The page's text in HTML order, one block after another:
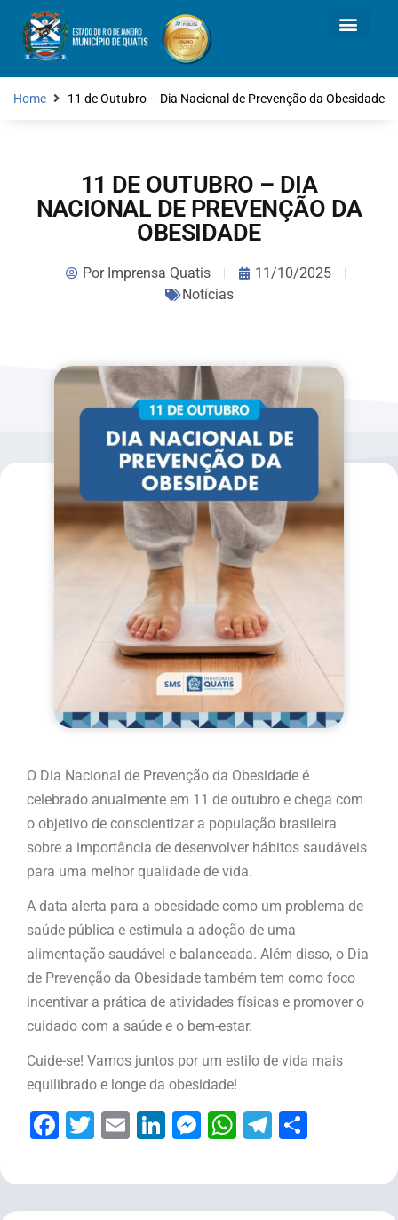
Home 11 de Outubro – Dia Nacional de Prevenção da Obesidade
11 DE OUTUBRO – DIA
NACIONAL DE PREVENÇÃO DA
OBESIDADE
PorImprensa Quatis
11/10/2025
Notícias
O Dia Nacional de Prevenção da Obesidade é
celebrado anualmente em 11 de outubro e chega com
o objetivo de conscientizar a população brasileira
sobre a importância de desenvolver hábitos saudáveis
para uma melhor qualidade de vida.
A data alerta para a obesidade como um problema de
saúde pública e estimula a adoção de uma
alimentação saudável e balanceada. Além disso, o Dia
de Prevenção da Obesidade também tem como foco
incentivar a prática de atividades físicas e promover o
cuidado com a saúde e o bem-estar.
Cuide-se! Vamos juntos por um estilo de vida mais
equilibrado e longe da obesidade!
Facebook
Twitter
EmailLinkedIn
Messenger
WhatsApp
Telegram